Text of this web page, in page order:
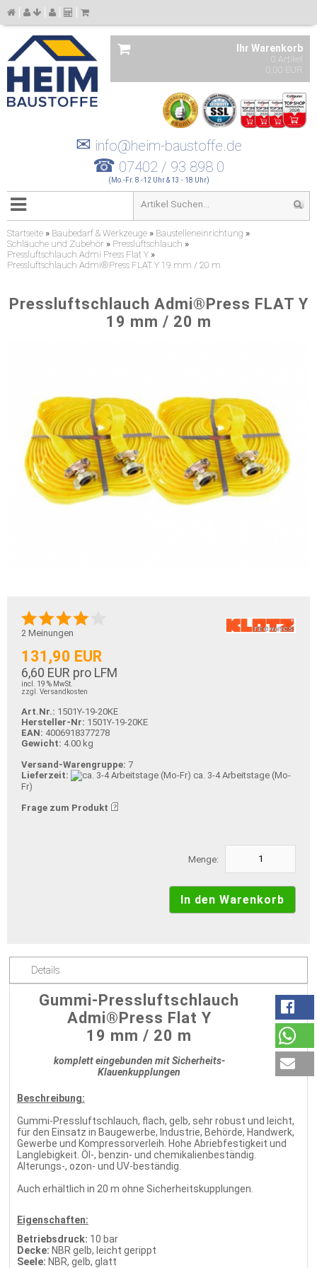
Ihr Warenkorb
0 Artikel
0,00 EUR
✉ info@heim-baustoffe.de
☎ 07402 / 93 898 0
(Mo.-Fr. 8 -12 Uhr & 13 - 18 Uhr)
Startseite » Baubedarf & Werkzeuge » Baustelleneinrichtung »
Schläuche und Zubehör » Pressluftschlauch »
Pressluftschlauch Admi Press Flat Y »
Pressluftschlauch Admi®Press FLAT Y 19 mm / 20 m
Pressluftschlauch Admi®Press FLAT Y
19 mm / 20 m
2 Meinungen
131,90 EUR
6,60 EUR pro LFM
incl. 19 % MwSt.
zzgl. Versandkosten
Art.Nr.: 1501Y-19-20KE
Hersteller-Nr: 1501Y-19-20KE
EAN: 4006918377278
Gewicht: 4.00 kg
Versand-Warengruppe: 7
Lieferzeit:
ca. 3-4 Arbeitstage (Mo-
Fr)
Frage zum Produkt
Menge:
Details
Gummi-Pressluftschlauch
Admi®Press Flat Y
19 mm / 20 m
komplett eingebunden mit Sicherheits-
Klauenkupplungen
Beschreibung:
Gummi-Pressluftschlauch, flach, gelb, sehr robust und leicht,
für den Einsatz in Baugewerbe, Industrie, Behörde, Handwerk,
Gewerbe und Kompressorverleih. Hohe Abriebfestigkeit und
Langlebigkeit. Öl-, benzin- und chemikalienbeständig.
Alterungs-, ozon- und UV-beständig.
Auch erhältlich in 20 m ohne Sicherheitskupplungen.
Eigenschaften:
Betriebsdruck: 10 bar
Decke: NBR gelb, leicht gerippt
Seele: NBR, gelb, glatt